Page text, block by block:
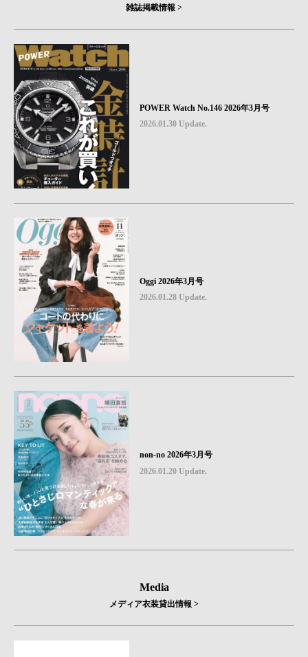
雑誌掲載情報 >
POWER Watch No.146 2026年3月号
2026.01.30 Update.
Oggi 2026年3月号
2026.01.28 Update.
non-no 2026年3月号
2026.01.20 Update.
Media
メディア衣装貸出情報 >